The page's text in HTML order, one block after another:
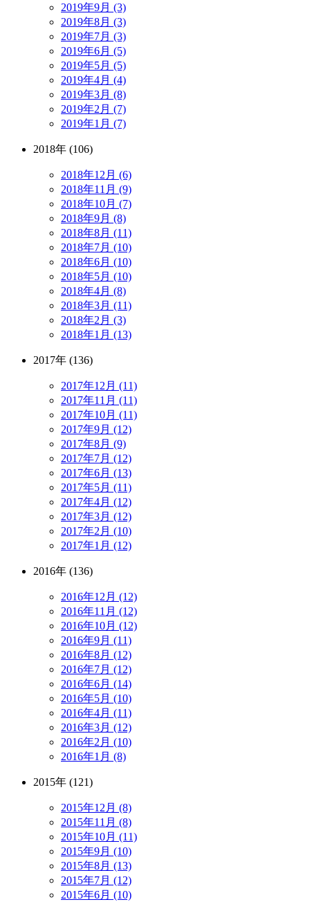
2019年9月 (3)
2019年8月 (3)
2019年7月 (3)
2019年6月 (5)
2019年5月 (5)
2019年4月 (4)
2019年3月 (8)
2019年2月 (7)
2019年1月 (7)
2018年 (106)
2018年12月 (6)
2018年11月 (9)
2018年10月 (7)
2018年9月 (8)
2018年8月 (11)
2018年7月 (10)
2018年6月 (10)
2018年5月 (10)
2018年4月 (8)
2018年3月 (11)
2018年2月 (3)
2018年1月 (13)
2017年 (136)
2017年12月 (11)
2017年11月 (11)
2017年10月 (11)
2017年9月 (12)
2017年8月 (9)
2017年7月 (12)
2017年6月 (13)
2017年5月 (11)
2017年4月 (12)
2017年3月 (12)
2017年2月 (10)
2017年1月 (12)
2016年 (136)
2016年12月 (12)
2016年11月 (12)
2016年10月 (12)
2016年9月 (11)
2016年8月 (12)
2016年7月 (12)
2016年6月 (14)
2016年5月 (10)
2016年4月 (11)
2016年3月 (12)
2016年2月 (10)
2016年1月 (8)
2015年 (121)
2015年12月 (8)
2015年11月 (8)
2015年10月 (11)
2015年9月 (10)
2015年8月 (13)
2015年7月 (12)
2015年6月 (10)